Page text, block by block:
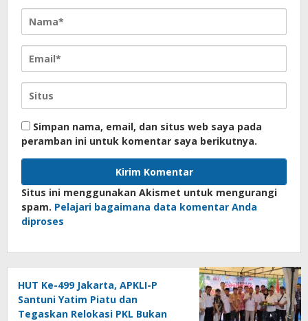
Simpan nama, email, dan situs web saya pada
peramban ini untuk komentar saya berikutnya.
Situs ini menggunakan Akismet untuk mengurangi
spam. Pelajari bagaimana data komentar Anda
diproses
HUT Ke-499 Jakarta, APKLI-P
Santuni Yatim Piatu dan
Tegaskan Relokasi PKL Bukan